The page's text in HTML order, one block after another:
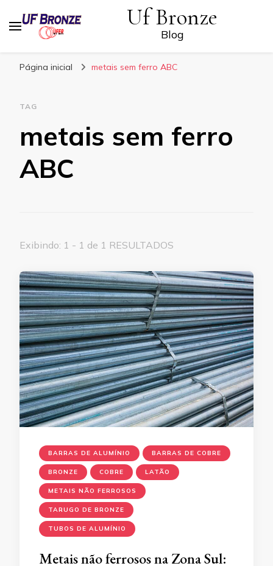
Uf Bronze
Blog
Página inicial metais sem ferro ABC
TAG
metais sem ferro
ABC
Exibindo: 1 - 1 de 1 RESULTADOS
BARRAS DE ALUMÍNIO BARRAS DE COBRE
BRONZE COBRE LATÃO
METAIS NÃO FERROSOS
TARUGO DE BRONZE
TUBOS DE ALUMÍNIO
Metais não ferrosos na Zona Sul: